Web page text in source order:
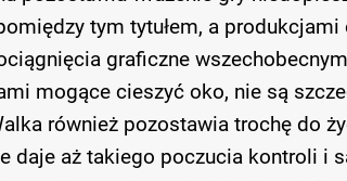
tym tytułem, a produkcjami
graficzne
mogące cieszyć oko, nie są
również pozostawia trochę do
daje aż takiego poczucia kontroli i